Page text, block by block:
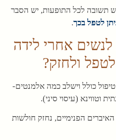
תשובה לכל התופעות, יש הסבר
לטפל בכך.
אחרי לידה
ולחזק?
כולל וישלב כמה אלמנטים-
וטווינא (עיסוי סיני).
הפנימיים, נחזק חולשות